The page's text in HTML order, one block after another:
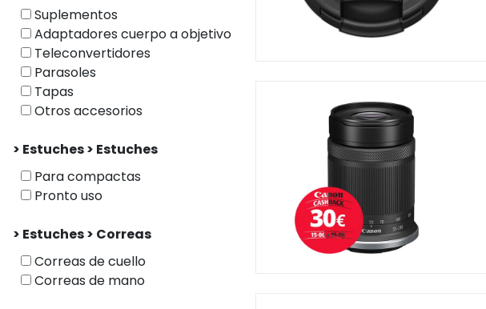
Suplementos
Adaptadores cuerpo a objetivo
Teleconvertidores
Parasoles
Tapas
Otros accesorios
> Estuches > Estuches
Para compactas
Pronto uso
> Estuches > Correas
Correas de cuello
Correas de mano